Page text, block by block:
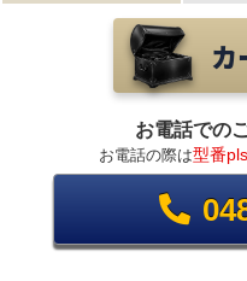
お電話での
お電話の際は型番